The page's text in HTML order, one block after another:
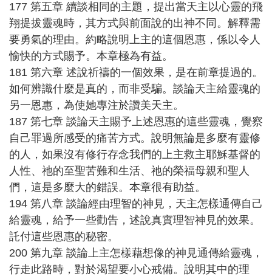
177 第五章 續談相同的主題，提出當天主以心靈的飛
翔提拔靈魂時，其方式與前面說的出神不同。解釋需
要勇氣的理由。約略說明上主的這個恩惠，係以令人
愉快的方式賜予。本章極為有益。
181 第六章 述說祈禱的一個效果，是在前章提過的。
如何辨識什麼是真的，而非受騙。談論天主給靈魂的
另一恩惠，為使她專注於讚美天主。
187 第七章 談論天主賜予上述恩惠的這些靈魂，覺察
自己罪過所感受的痛苦方式。說明無論是多麼有靈修
的人，如果沒有修行存念我們的上主救主耶穌基督的
人性、祂的至聖苦難和生活、祂的榮福母親和聖人
們，這是多麼大的錯誤。本章很有助益。
194 第八章 談論經由理智的神見，天主怎樣通傳自己
給靈魂，給予一些勸告，述說真實理智神見的效果。
託付這些恩惠的秘密。
200 第九章 談論上主怎樣藉想像的神見通傳給靈魂，
行走此路時，對於渴望要小心戒備。說明其中的理